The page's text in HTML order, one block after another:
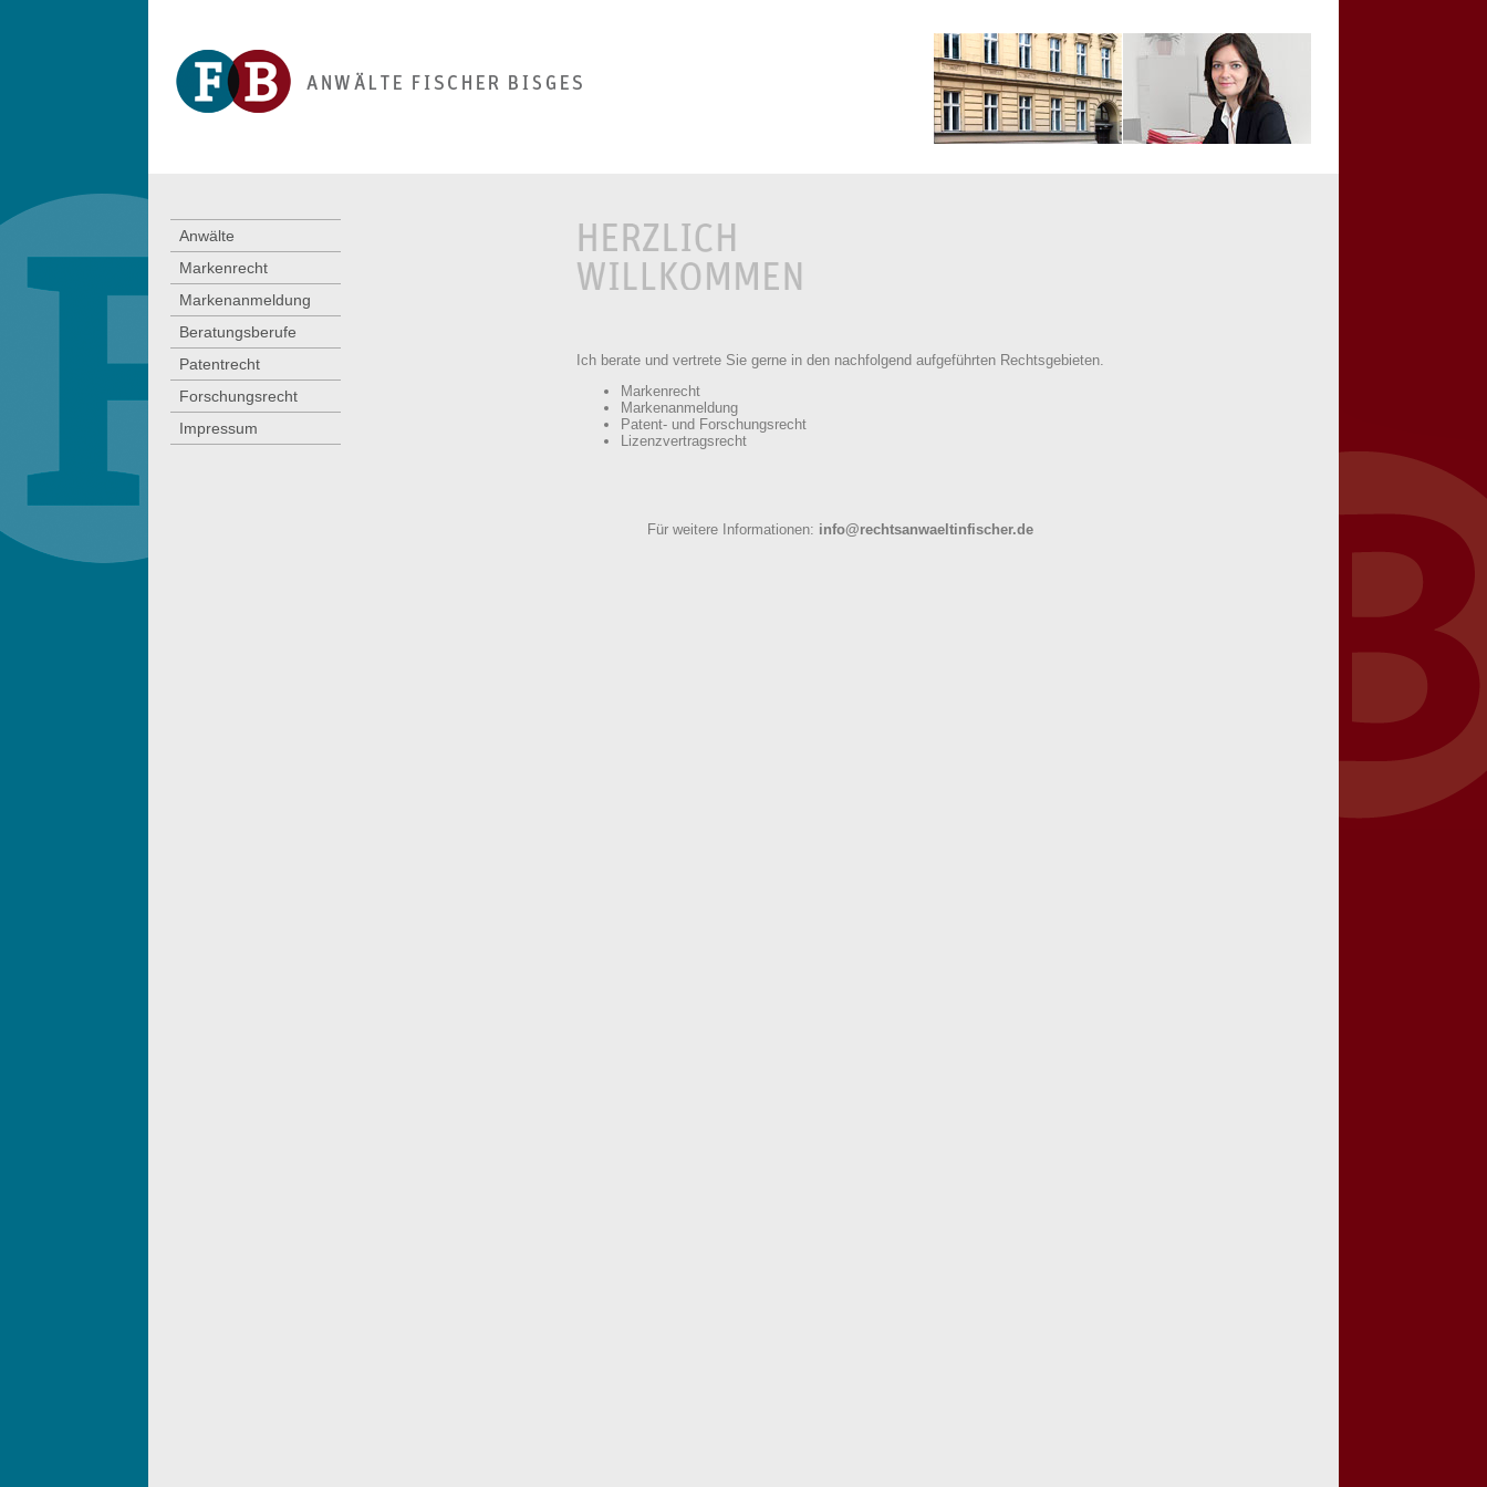
Anwälte
Markenrecht
Markenanmeldung
Beratungsberufe
Patentrecht
Forschungsrecht
Impressum
Ich berate und vertrete Sie gerne in den nachfolgend aufgeführten Rechtsgebieten.
Markenrecht
Markenanmeldung
Patent- und Forschungsrecht
Lizenzvertragsrecht
Für weitere Informationen: info@rechtsanwaeltinfischer.de